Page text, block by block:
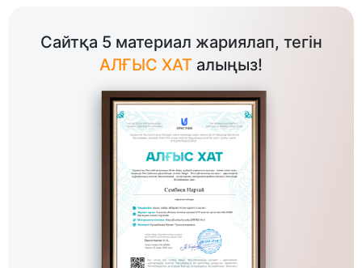
Сайтқа 5 материал жариялап, тегін
АЛҒЫС ХАТ алыңыз!